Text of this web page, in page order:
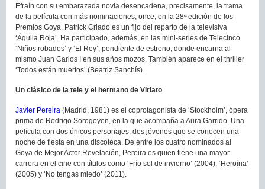
Efraín con su embarazada novia desencadena, precisamente, la trama
de la película con más nominaciones, once, en la 28ª edición de los
Premios Goya. Patrick Criado es un fijo del reparto de la televisiva
‘Águila Roja’. Ha participado, además, en las mini-series de Telecinco
‘Niños robados’ y ‘El Rey’, pendiente de estreno, donde encarna al
mismo Juan Carlos I en sus años mozos. También aparece en el thriller
‘Todos están muertos’ (Beatriz Sanchís).
Un clásico de la tele y el hermano de Viriato
Javier Pereira (Madrid, 1981) es el coprotagonista de ‘Stockholm’, ópera
prima de Rodrigo Sorogoyen, en la que acompaña a Aura Garrido. Una
película con dos únicos personajes, dos jóvenes que se conocen una
noche de fiesta en una discoteca. De entre los cuatro nominados al
Goya de Mejor Actor Revelación, Pereira es quien tiene una mayor
carrera en el cine con títulos como ‘Frío sol de invierno’ (2004), ‘Heroína’
(2005) y ‘No tengas miedo’ (2011).